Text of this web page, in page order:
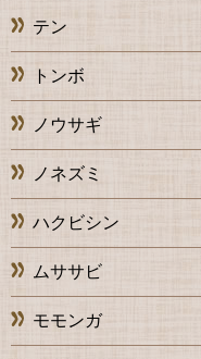
テン
トンボ
ノウサギ
ノネズミ
ハクビシン
ムササビ
モモンガ